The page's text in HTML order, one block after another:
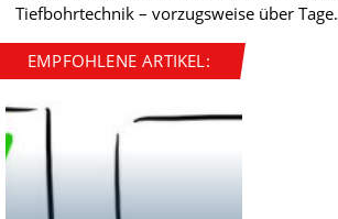
Tiefbohrtechnik – vorzugsweise über Tage.
EMPFOHLENE ARTIKEL: